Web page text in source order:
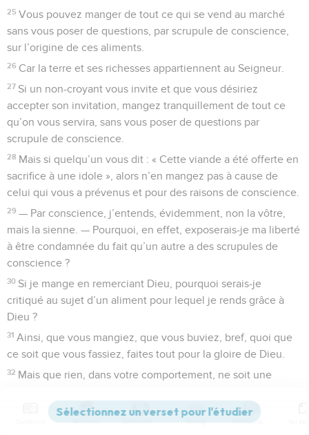
25 Vous pouvez manger de tout ce qui se vend au marché
sans vous poser de questions, par scrupule de conscience,
sur l’origine de ces aliments.
26 Car la terre et ses richesses appartiennent au Seigneur.
27 Si un non-croyant vous invite et que vous désiriez
accepter son invitation, mangez tranquillement de tout ce
qu’on vous servira, sans vous poser de questions par
scrupule de conscience.
28 Mais si quelqu’un vous dit : « Cette viande a été offerte en
sacrifice à une idole », alors n’en mangez pas à cause de
celui qui vous a prévenus et pour des raisons de conscience.
29 — Par conscience, j’entends, évidemment, non la vôtre,
mais la sienne. — Pourquoi, en effet, exposerais-je ma liberté
à être condamnée du fait qu’un autre a des scrupules de
conscience ?
30 Si je mange en remerciant Dieu, pourquoi serais-je
critiqué au sujet d’un aliment pour lequel je rends grâce à
Dieu ?
31 Ainsi, que vous mangiez, que vous buviez, bref, quoi que
ce soit que vous fassiez, faites tout pour la gloire de Dieu.
32 Mais que rien, dans votre comportement, ne soit une
pour les membres de l’Eglise de Dieu.
Versions Commentaires Strong